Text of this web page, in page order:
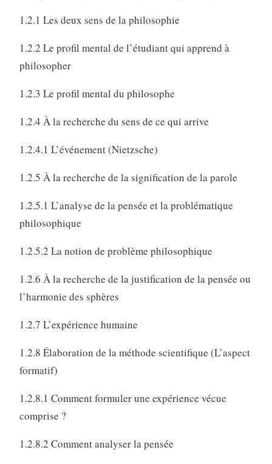
1.2.1 Les deux sens de la philosophie
1.2.2 Le profil mental de l’étudiant qui apprend à
philosopher
1.2.3 Le profil mental du philosophe
1.2.4 À la recherche du sens de ce qui arrive
1.2.4.1 L’événement (Nietzsche)
1.2.5 À la recherche de la signification de la parole
1.2.5.1 L’analyse de la pensée et la problématique
philosophique
1.2.5.2 La notion de problème philosophique
1.2.6 À la recherche de la justification de la pensée ou
l’harmonie des sphères
1.2.7 L’expérience humaine
1.2.8 Élaboration de la méthode scientifique (L’aspect
formatif)
1.2.8.1 Comment formuler une expérience vécue
comprise ?
1.2.8.2 Comment analyser la pensée